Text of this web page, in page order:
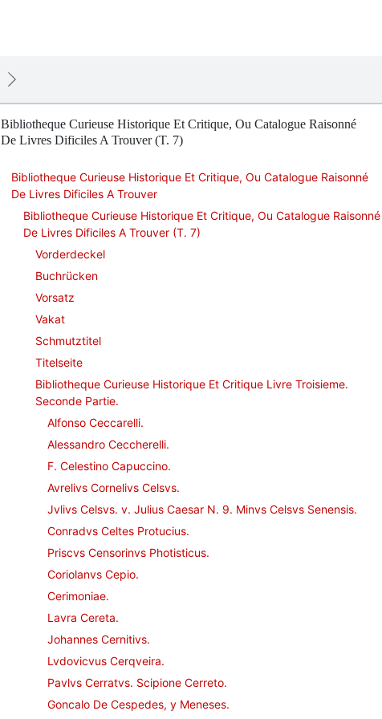
Bibliotheque Curieuse Historique Et Critique, Ou Catalogue Raisonné
De Livres Dificiles A Trouver (T. 7)
Bibliotheque Curieuse Historique Et Critique, Ou Catalogue Raisonné
De Livres Dificiles A Trouver
Bibliotheque Curieuse Historique Et Critique, Ou Catalogue Raisonné
De Livres Dificiles A Trouver (T. 7)
Vorderdeckel
Buchrücken
Vorsatz
Vakat
Schmutztitel
Titelseite
Bibliotheque Curieuse Historique Et Critique Livre Troisieme.
Seconde Partie.
Alfonso Ceccarelli.
Alessandro Ceccherelli.
F. Celestino Capuccino.
Avrelivs Cornelivs Celsvs.
Jvlivs Celsvs. v. Julius Caesar N. 9. Minvs Celsvs Senensis.
Conradvs Celtes Protucius.
Priscvs Censorinvs Photisticus.
Coriolanvs Cepio.
Cerimoniae.
Lavra Cereta.
Johannes Cernitivs.
Lvdovicvus Cerqveira.
Pavlvs Cerratvs. Scipione Cerreto.
Goncalo De Cespedes, y Meneses.